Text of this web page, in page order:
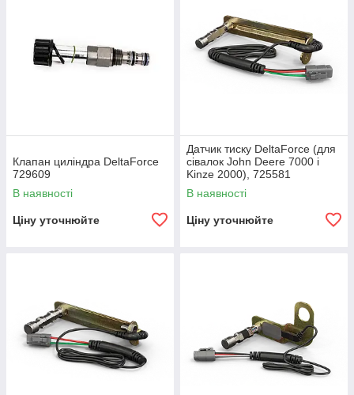
Клапан циліндра DeltaForce
729609
В наявності
Ціну уточнюйте
Датчик тиску DeltaForce (для
сівалок John Deere 7000 і
Kinze 2000), 725581
В наявності
Ціну уточнюйте